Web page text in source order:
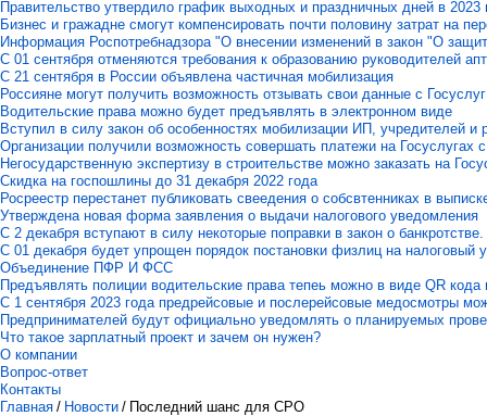
Правительство утвердило график выходных и праздничных дней в 2023
Бизнес и гражадне смогут компенсировать почти половину затрат на
Информация Роспотребнадзора "О внесении изменений в закон "О
С 01 сентября отменяются требования к образованию руководителей
С 21 сентября в России объявлена частичная мобилизация
Россияне могут получить возможность отзывать свои данные с Госуслуг
Водительские права можно будет предъявлять в электронном виде
Вступил в силу закон об особенностях мобилизации ИП, учредителей и
Организации получили возможность совершать платежи на Госуслугах
Негосударственную экспертизу в строительстве можно заказать на
Скидка на госпошлины до 31 декабря 2022 года
Росреестр перестанет публиковать свеедения о собсвтенниках в
Утверждена новая форма заявления о выдачи налогового уведомления
С 2 декабря вступают в силу некоторые поправки в закон о банкротстве.
C 01 декабря будет упрощен порядок постановки физлиц на налоговый
Объединение ПФР И ФСС
Предъявлять полиции водительские права тепеь можно в виде QR кода
С 1 сентября 2023 года предрейсовые и послерейсовые медосмотры
Предпринимателей будут официально уведомлять о планируемых
Что такое зарплатный проект и зачем он нужен?
О компании
Вопрос-ответ
Контакты
Главная / Новости / Последний шанс для СРО